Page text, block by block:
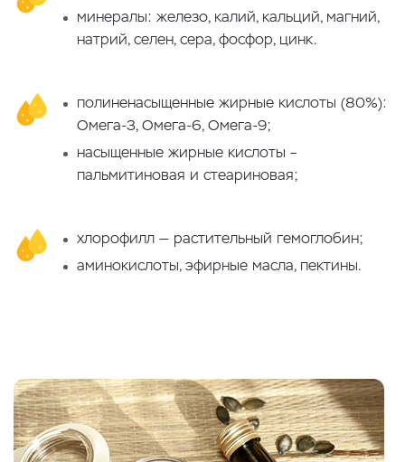
минералы: железо, калий, кальций, магний,
натрий, селен, сера, фосфор, цинк.
полиненасыщенные жирные кислоты (80%):
Омега-3, Омега-6, Омега-9;
насыщенные жирные кислоты –
пальмитиновая и стеариновая;
хлорофилл — растительный гемоглобин;
аминокислоты, эфирные масла, пектины.